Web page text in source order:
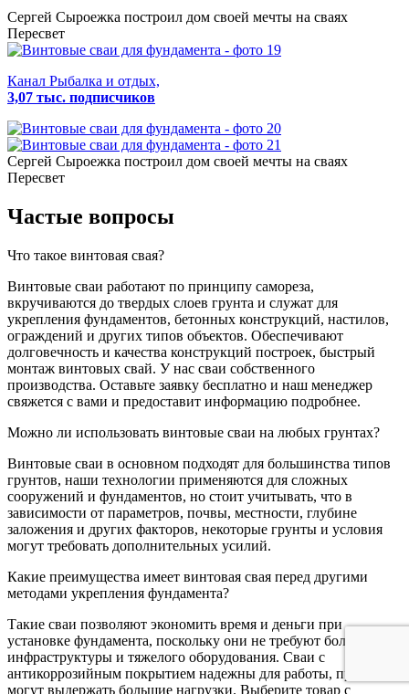
Сергей Сыроежка построил дом своей мечты на сваях
Пересвет
Канал Рыбалка и отдых,
3,07 тыс. подписчиков
Сергей Сыроежка построил дом своей мечты на сваях
Пересвет
Частые вопросы
Что такое винтовая свая?
Винтовые сваи работают по принципу самореза,
вкручиваются до твердых слоев грунта и служат для
укрепления фундаментов, бетонных конструкций, настилов,
ограждений и других типов объектов. Обеспечивают
долговечность и качества конструкций построек, быстрый
монтаж винтовых свай. У нас сваи собственного
производства. Оставьте заявку бесплатно и наш менеджер
свяжется с вами и предоставит информацию подробнее.
Можно ли использовать винтовые сваи на любых грунтах?
Винтовые сваи в основном подходят для большинства типов
грунтов, наши технологии применяются для сложных
сооружений и фундаментов, но стоит учитывать, что в
зависимости от параметров, почвы, местности, глубине
заложения и других факторов, некоторые грунты и условия
могут требовать дополнительных усилий.
Какие преимущества имеет винтовая свая перед другими
методами укрепления фундамента?
Такие сваи позволяют экономить время и деньги при
установке фундамента, поскольку они не требуют большой
инфраструктуры и тяжелого оборудования. Сваи с
антикоррозийным покрытием надежны для работы, прочны и
могут выдержать большие нагрузки. Выберите товар с